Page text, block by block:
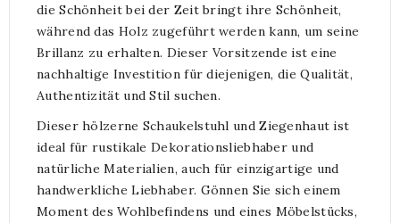
die Schönheit bei der Zeit bringt ihre Schönheit,
während das Holz zugeführt werden kann, um seine
Brillanz zu erhalten. Dieser Vorsitzende ist eine
nachhaltige Investition für diejenigen, die Qualität,
Authentizität und Stil suchen.
Dieser hölzerne Schaukelstuhl und Ziegenhaut ist
ideal für rustikale Dekorationsliebhaber und
natürliche Materialien, auch für einzigartige und
handwerkliche Liebhaber. Gönnen Sie sich einem
Moment des Wohlbefindens und eines Möbelstücks,